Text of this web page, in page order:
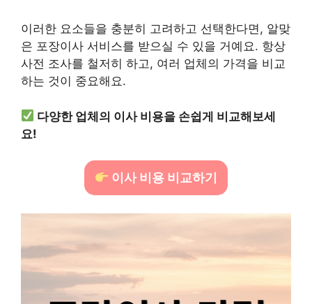
이러한 요소들을 충분히 고려하고 선택한다면, 알맞
은 포장이사 서비스를 받으실 수 있을 거예요. 항상
사전 조사를 철저히 하고, 여러 업체의 가격을 비교
하는 것이 중요해요.
다양한 업체의 이사 비용을 손쉽게 비교해보세
요!
이사 비용 비교하기